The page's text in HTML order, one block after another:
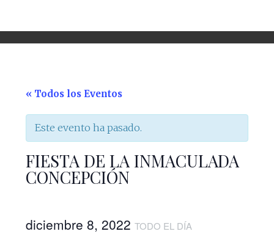
« Todos los Eventos
Este evento ha pasado.
FIESTA DE LA INMACULADA
CONCEPCIÓN
diciembre 8, 2022TODO EL DÍA